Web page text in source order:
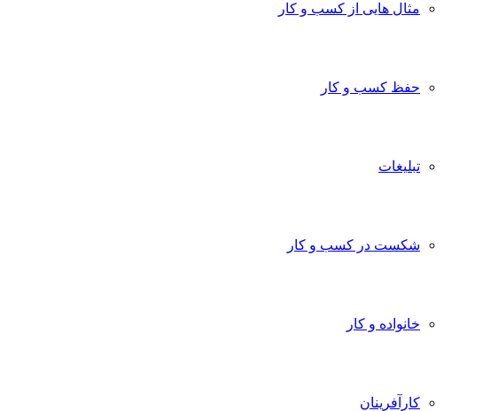
مثال هایی از کسب و کار
حفظ کسب و کار
تبلیغات
شکست در کسب و کار
خانواده و کار
کارآفرینان